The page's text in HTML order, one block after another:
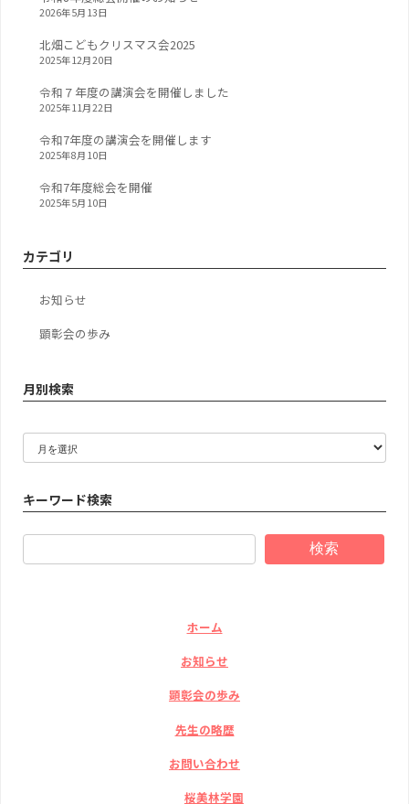
2026年5月13日
北畑こどもクリスマス会2025
2025年12月20日
令和７年度の講演会を開催しました
2025年11月22日
令和7年度の講演会を開催します
2025年8月10日
令和7年度総会を開催
2025年5月10日
カテゴリ
お知らせ
顕彰会の歩み
月別検索
ア
カ
ブ
キーワード検索
検索
ホーム
お知らせ
顕彰会の歩み
先生の略歴
お問い合わせ
桜美林学園